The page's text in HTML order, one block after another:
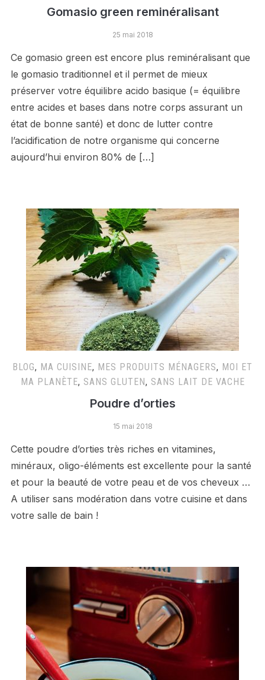
Gomasio green reminéralisant
25 mai 2018
Ce gomasio green est encore plus reminéralisant que
le gomasio traditionnel et il permet de mieux
préserver votre équilibre acido basique (= équilibre
entre acides et bases dans notre corps assurant un
état de bonne santé) et donc de lutter contre
l’acidification de notre organisme qui concerne
aujourd’hui environ 80% de […]
BLOG, MA CUISINE, MES PRODUITS MÉNAGERS, MOI ET
MA PLANÈTE, SANS GLUTEN, SANS LAIT DE VACHE
Poudre d’orties
15 mai 2018
Cette poudre d’orties très riches en vitamines,
minéraux, oligo-éléments est excellente pour la santé
et pour la beauté de votre peau et de vos cheveux …
A utiliser sans modération dans votre cuisine et dans
votre salle de bain !